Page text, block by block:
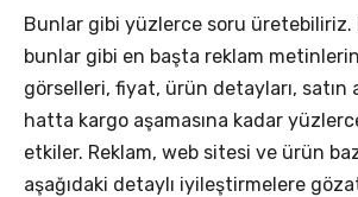
Bunlar gibi yüzlerce soru üretebiliriz.
bunlar gibi en başta reklam
görselleri, fiyat, ürün detayları, satın
hatta kargo aşamasına kadar
etkiler. Reklam, web sitesi ve ürün
aşağıdaki detaylı iyileştirmelere